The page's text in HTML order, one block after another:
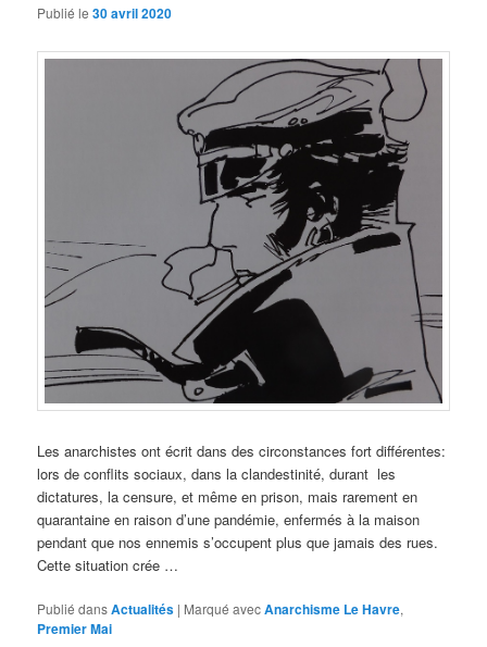
Publié le30 avril 2020
Les anarchistes ont écrit dans des circonstances fort différentes:
lors de conflits sociaux, dans la clandestinité, durant les
dictatures, la censure, et même en prison, mais rarement en
quarantaine en raison d’une pandémie, enfermés à la maison
pendant que nos ennemis s’occupent plus que jamais des rues.
Cette situation crée …
Publié dansActualités | Marqué avecAnarchisme Le Havre,
Premier Mai